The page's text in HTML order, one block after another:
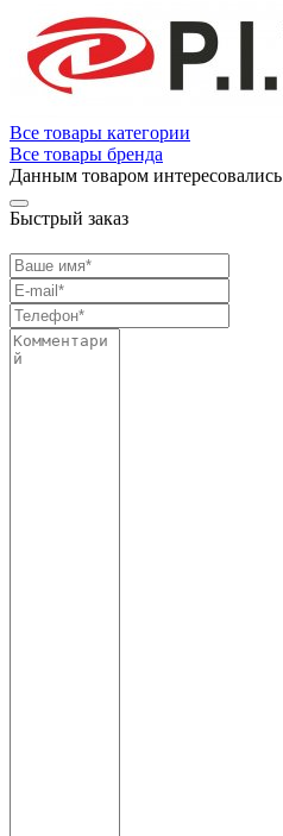
Все товары категории
Все товары бренда
Данным товаром интересовались
Быстрый заказ